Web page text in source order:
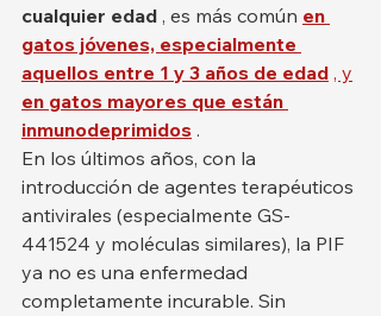
cualquier edad , es más común en
gatos jóvenes, especialmente
aquellos entre 1 y 3 años de edad , y
en gatos mayores que están
inmunodeprimidos .
En los últimos años, con la
introducción de agentes terapéuticos
antivirales (especialmente GS-
441524 y moléculas similares), la PIF
ya no es una enfermedad
completamente incurable. Sin